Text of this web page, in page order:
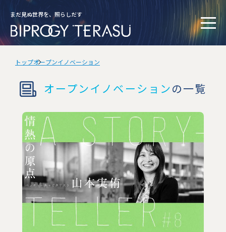
まだ見ぬ世界を、照らしだす
トップオープンイノベーション
オープンイノベーションの一覧